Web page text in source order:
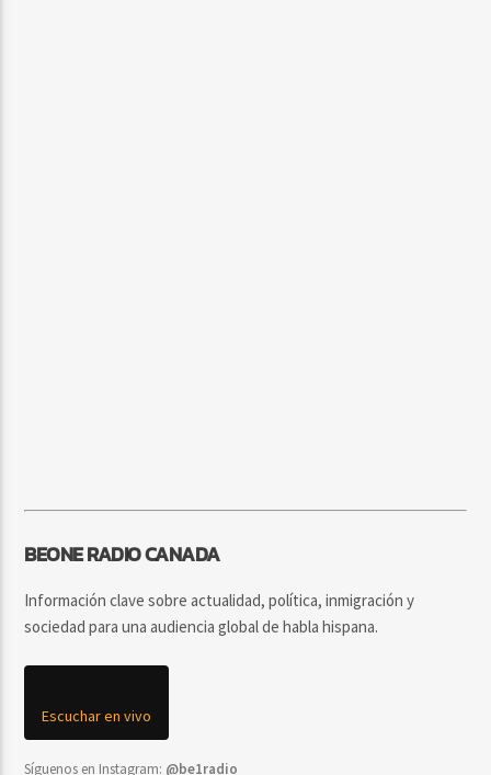
BEONE RADIO CANADA
Información clave sobre actualidad, política, inmigración y
sociedad para una audiencia global de habla hispana.
Escuchar en vivo
Síguenos en Instagram: @be1radio